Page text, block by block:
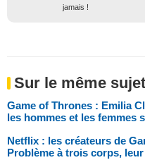
jamais !
Sur le même sujet
Game of Thrones : Emilia
les hommes et les femmes
Netflix : les créateurs de
Problème à trois corps,